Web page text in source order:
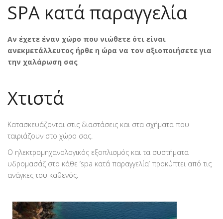
SPA κατά παραγγελία
Αν έχετε έναν χώρο που νιώθετε ότι είναι
ανεκμετάλλευτος ήρθε η ώρα να τον αξιοποιήσετε για
την χαλάρωση σας
Χτιστά
Κατασκευάζονται στις διαστάσεις και στα σχήματα που
ταιριάζουν στο χώρο σας.
Ο ηλεκτρομηχανολογικός εξοπλισμός και τα συστήματα
υδρομασάζ στο κάθε ‘spa κατά παραγγελία’ προκύπτει από τις
ανάγκες του καθενός.